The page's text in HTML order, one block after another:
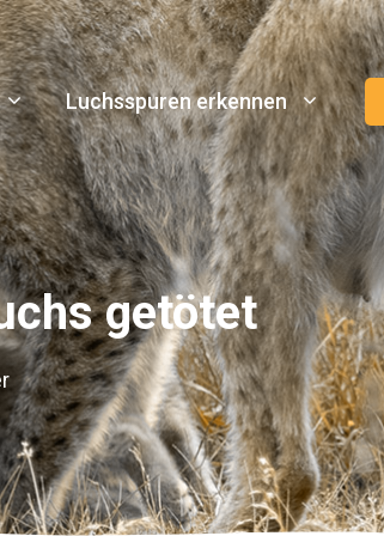
Luchsspuren erkennen
getötet